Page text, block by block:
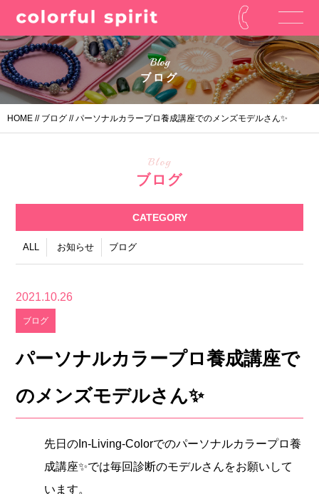
Blog
ブログ
HOME // ブログ // パーソナルカラープロ養成講座でのメンズモデルさん✨
Blog
ブログ
CATEGORY
ALL お知らせ ブログ
2021.10.26
ブログ
パーソナルカラープロ養成講座で
のメンズモデルさん✨
先日のIn-Living-Colorでのパーソナルカラープロ養
成講座✨では毎回診断のモデルさんをお願いして
います。